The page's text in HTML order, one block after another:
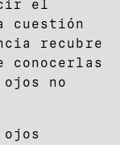
el
cuestión
recubre
conocerlas
no